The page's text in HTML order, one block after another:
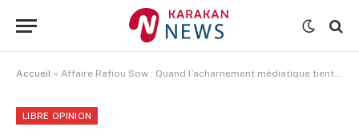
Accueil » Affaire Rafiou Sow : Quand l’acharnement médiatique tient lieu de preuve
LIBRE OPINION